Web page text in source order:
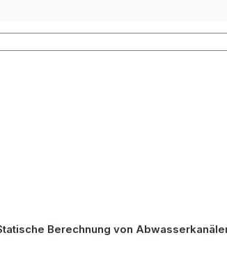
Berechnung von